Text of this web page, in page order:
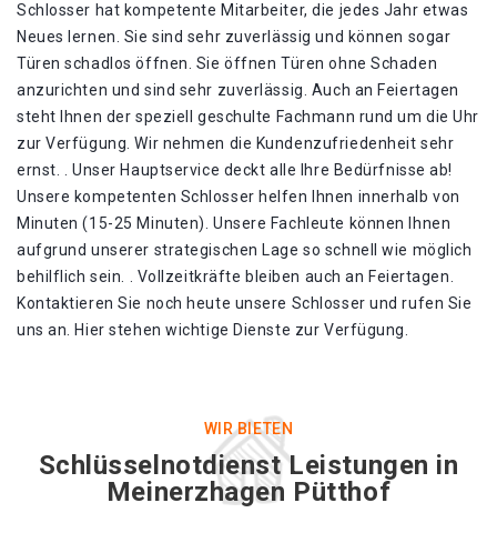
Schlosser hat kompetente Mitarbeiter, die jedes Jahr etwas
Neues lernen. Sie sind sehr zuverlässig und können sogar
Türen schadlos öffnen. Sie öffnen Türen ohne Schaden
anzurichten und sind sehr zuverlässig. Auch an Feiertagen
steht Ihnen der speziell geschulte Fachmann rund um die Uhr
zur Verfügung. Wir nehmen die Kundenzufriedenheit sehr
ernst. . Unser Hauptservice deckt alle Ihre Bedürfnisse ab!
Unsere kompetenten Schlosser helfen Ihnen innerhalb von
Minuten (15-25 Minuten). Unsere Fachleute können Ihnen
aufgrund unserer strategischen Lage so schnell wie möglich
behilflich sein. . Vollzeitkräfte bleiben auch an Feiertagen.
Kontaktieren Sie noch heute unsere Schlosser und rufen Sie
uns an. Hier stehen wichtige Dienste zur Verfügung.
WIR BIETEN
Schlüsselnotdienst Leistungen in
Meinerzhagen Pütthof